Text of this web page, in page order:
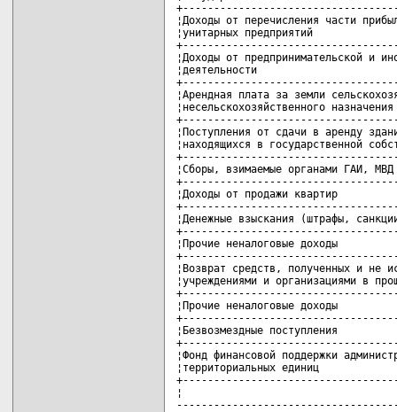
¦Доходы от перечисления части
¦унитарных предприятий
¦Доходы от предпринимательской
¦деятельности
¦Арендная плата за земли
¦несельскохозяйственного
¦Поступления от сдачи в аренду
¦находящихся в государственной
¦Сборы, взимаемые органами ГАИ,
¦Доходы от продажи квартир
¦Денежные взыскания (штрафы,
¦Прочие неналоговые доходы
¦Возврат средств, полученных и
¦учреждениями и организациями
¦Прочие неналоговые доходы
¦Безвозмездные поступления
¦Фонд финансовой поддержки
¦территориальных единиц
¦